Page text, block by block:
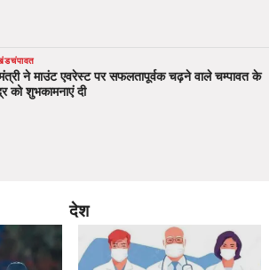
चंपावत
ने माउंट एवरेस्ट पर सफलतापूर्वक चढ़ने वाले चम्पावत के
को शुभकामनाएं दी
देश